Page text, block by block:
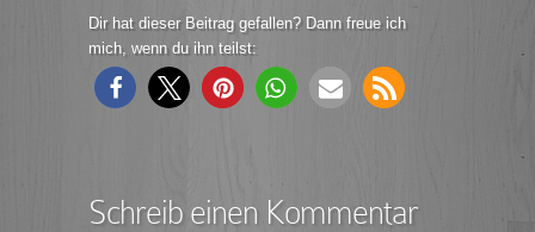
Dir hat dieser Beitrag gefallen? Dann freue ich
mich, wenn du ihn teilst:
Schreib einen Kommentar